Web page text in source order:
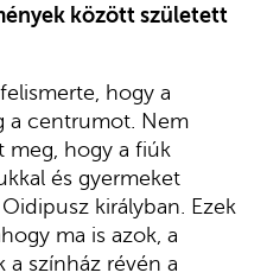
között született
hogy a
a centrumot. Nem
meg, hogy a fiúk
és gyermeket
királyban. Ezek
ma is azok, a
színház révén a